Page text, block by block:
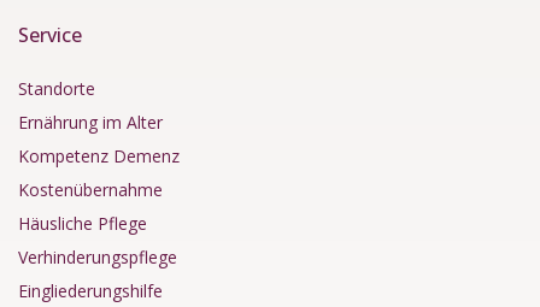
Service
Standorte
Ernährung im Alter
Kompetenz Demenz
Kostenübernahme
Häusliche Pflege
Verhinderungspflege
Eingliederungshilfe